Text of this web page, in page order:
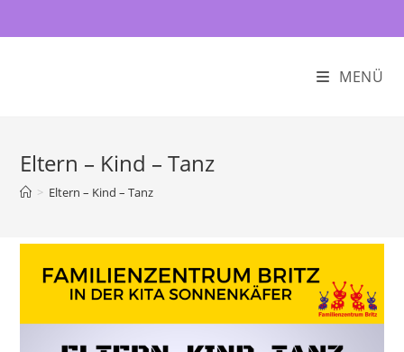
Inhalt
MENÜ
Eltern – Kind – Tanz
> Eltern – Kind – Tanz